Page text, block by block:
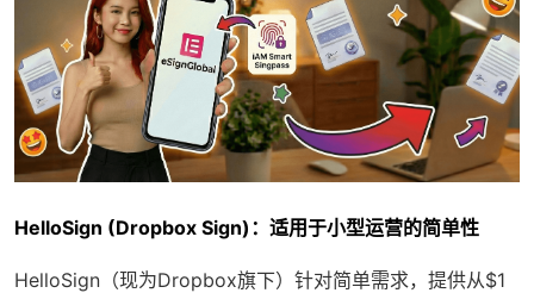
HelloSign (Dropbox Sign)：适用于小型运营的简单性
HelloSign（现为Dropbox旗下）针对简单需求，提供从$1